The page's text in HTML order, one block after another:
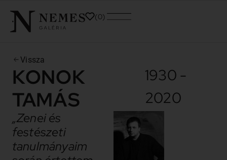
0
Vissza
KONOK
TAMÁS
1930 -
2020
„Zenei és
festészeti
tanulmányaim